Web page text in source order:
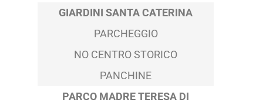
GIARDINI SANTA CATERINA
PARCHEGGIO
NO CENTRO STORICO
PANCHINE
PARCO MADRE TERESA DI